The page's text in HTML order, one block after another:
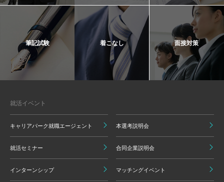
筆記試験 着こなし 面接対策
就活イベント
キャリアパーク就職エージェント 本選考説明会
就活セミナー 合同企業説明会
インターンシップ マッチングイベント